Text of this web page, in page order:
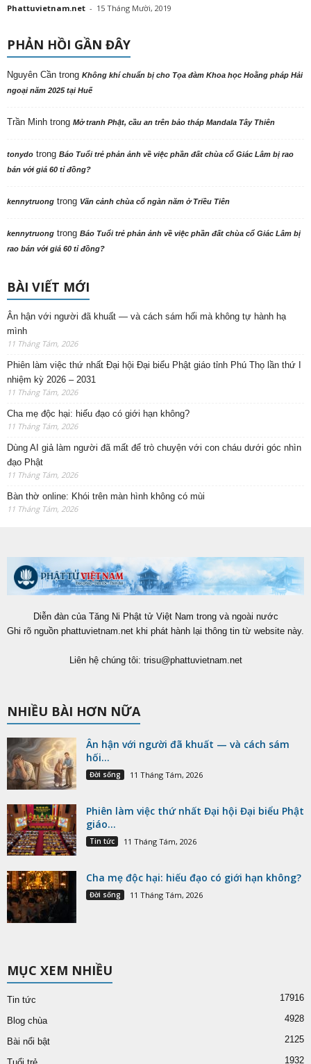
Phattuvietnam.net - 15 Tháng Mười, 2019
PHẢN HỒI GẦN ĐÂY
Nguyên Cần trong Không khí chuẩn bị cho Tọa đàm Khoa học Hoằng pháp Hải
ngoại năm 2025 tại Huế
Trần Minh trong Mở tranh Phật, cầu an trên bảo tháp Mandala Tây Thiên
tonydo trong Báo Tuổi trẻ phản ảnh về việc phần đất chùa cổ Giác Lâm bị rao
bán với giá 60 tỉ đồng?
kennytruong trong Vãn cảnh chùa cổ ngàn năm ở Triều Tiên
kennytruong trong Báo Tuổi trẻ phản ảnh về việc phần đất chùa cổ Giác Lâm bị
rao bán với giá 60 tỉ đồng?
BÀI VIẾT MỚI
Ân hận với người đã khuất — và cách sám hối mà không tự hành hạ
mình
11 Tháng Tám, 2026
Phiên làm việc thứ nhất Đại hội Đại biểu Phật giáo tỉnh Phú Thọ lần thứ I
nhiệm kỳ 2026 – 2031
11 Tháng Tám, 2026
Cha mẹ độc hại: hiếu đạo có giới hạn không?
11 Tháng Tám, 2026
Dùng AI giả làm người đã mất để trò chuyện với con cháu dưới góc nhìn
đạo Phật
11 Tháng Tám, 2026
Bàn thờ online: Khói trên màn hình không có mùi
11 Tháng Tám, 2026
Diễn đàn của Tăng Ni Phật tử Việt Nam trong và ngoài nước
Ghi rõ nguồn phattuvietnam.net khi phát hành lại thông tin từ website này.
Liên hệ chúng tôi: trisu@phattuvietnam.net
NHIỀU BÀI HƠN NỮA
Ân hận với người đã khuất — và cách sám
hối...
Đời sống 11 Tháng Tám, 2026
Phiên làm việc thứ nhất Đại hội Đại biểu Phật
giáo...
Tin tức 11 Tháng Tám, 2026
Cha mẹ độc hại: hiếu đạo có giới hạn không?
Đời sống 11 Tháng Tám, 2026
MỤC XEM NHIỀU
Tin tức 17916
Blog chùa 4928
Bài nổi bật 2125
1932